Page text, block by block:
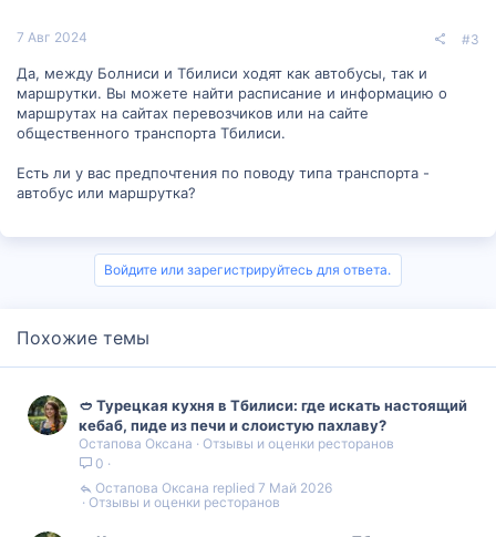
7 Авг 2024 #3
Да, между Болниси и Тбилиси ходят как автобусы, так и
маршрутки. Вы можете найти расписание и информацию о
маршрутах на сайтах перевозчиков или на сайте
общественного транспорта Тбилиси.
Есть ли у вас предпочтения по поводу типа транспорта -
автобус или маршрутка?
Войдите или зарегистрируйтесь для ответа.
Похожие темы
🥙 Турецкая кухня в Тбилиси: где искать настоящий
кебаб, пиде из печи и слоистую пахлаву?
Остапова Оксана
Отзывы и оценки ресторанов
0
Отзывы и оценки ресторанов
7 Май 2026
Остапова Оксана